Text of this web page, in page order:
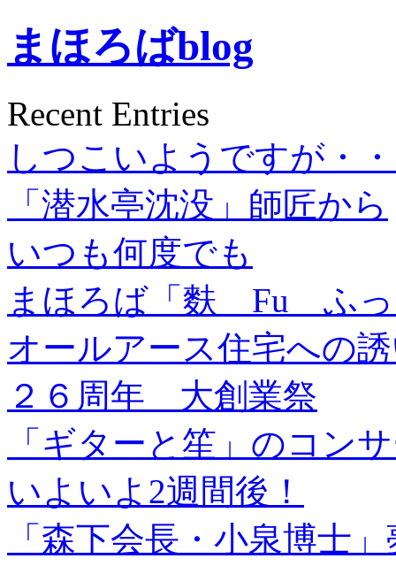
まほろばblog
Recent Entries
しつこいようですが・
「潜水亭沈没」師匠から
いつも何度でも
まほろば「麩 Fu ふっ
オールアース住宅への
２６周年 大創業祭
「ギターと笙」のコン
いよいよ2週間後！
「森下会長・小泉博士